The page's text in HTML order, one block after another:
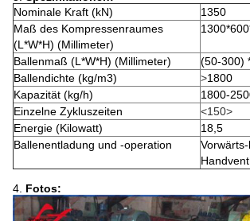
Nominale Kraft (kN)
1350
Maß des Kompressenraumes
(L*W*H) (Millimeter)
Ballenmaß (L*W*H) (Millimeter)
(50-300)
Ballendichte (kg/m3)
>1800
Kapazität (kg/h)
1800-
Einzelne Zykluszeiten
<150>
Energie (Kilowatt)
18,5
Ballenentladung und -operation
Vorwärts-
4. Fotos: